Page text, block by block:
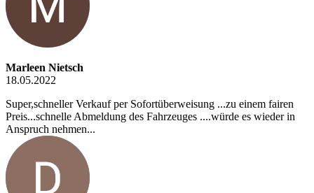
Marleen Nietsch
18.05.2022
Super,schneller Verkauf per Sofortüberweisung ...zu einem fairen
Preis...schnelle Abmeldung des Fahrzeuges ....würde es wieder in
Anspruch nehmen...